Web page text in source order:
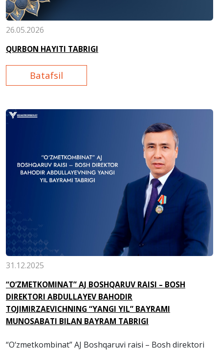
26.05.2026
QURBON HAYITI TABRIGI
Batafsil
31.12.2025
“O‘ZMETKOMINAT” AJ BOSHQARUV RAISI – BOSH
DIREKTORI ABDULLAYEV BAHODIR
TOJIMIRZAEVICHNING “YANGI YIL” BAYRAMI
MUNOSABATI BILAN BAYRAM TABRIGI
“O‘zmetkombinat” AJ Boshqaruvi raisi – Bosh direktori